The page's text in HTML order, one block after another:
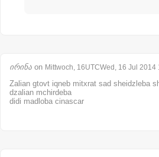
ირინა on Mittwoch, 16UTCWed, 16 Jul
Zalian gtovt iqneb mitxrat sad sheidzleba
dzalian mchirdeba
didi madloba cinascar